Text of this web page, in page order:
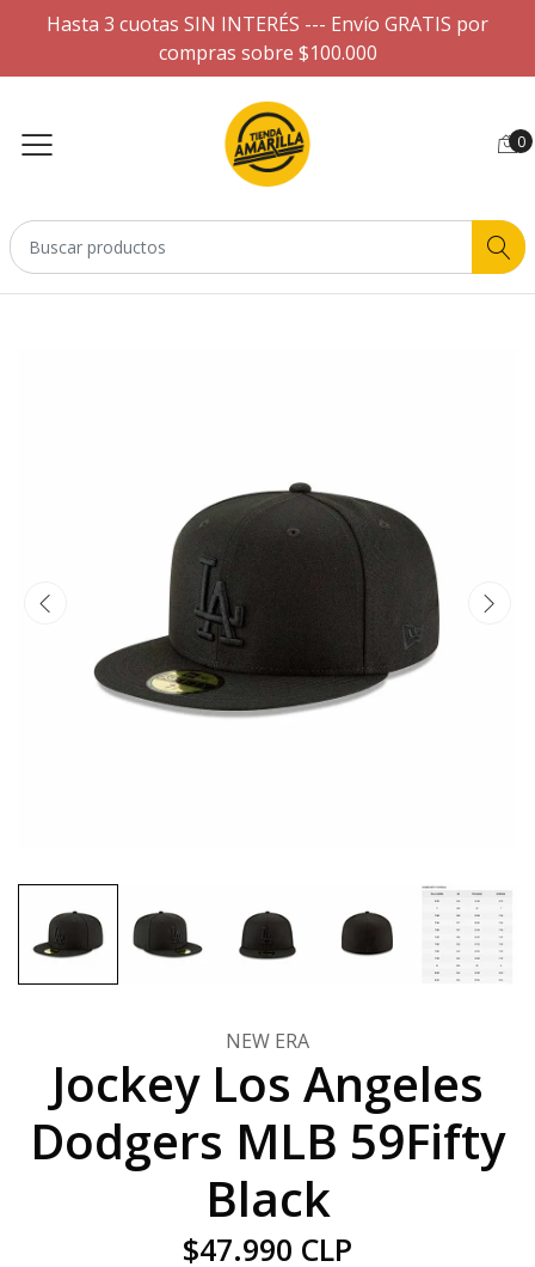
Hasta 3 cuotas SIN INTERÉS --- Envío GRATIS por
compras sobre $100.000
0
NEW ERA
Jockey Los Angeles
Dodgers MLB 59Fifty
Black
$47.990 CLP